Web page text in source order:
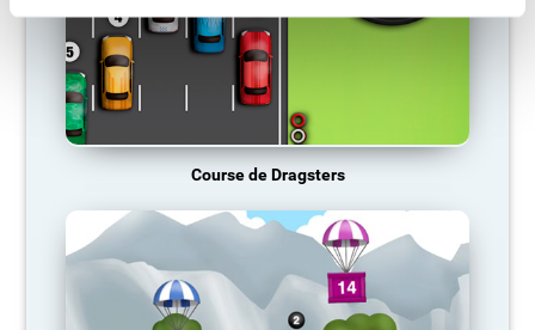
Course de Dragsters